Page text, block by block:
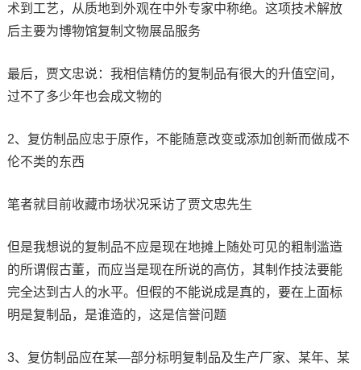
术到工艺，从质地到外观在中外专家中称绝。这项技术解放
后主要为博物馆复制文物展品服务
最后，贾文忠说：我相信精仿的复制品有很大的升值空间，
过不了多少年也会成文物的
2、复仿制品应忠于原作，不能随意改变或添加创新而做成不
伦不类的东西
笔者就目前收藏市场状况采访了贾文忠先生
但是我想说的复制品不应是现在地摊上随处可见的粗制滥造
的所谓假古董，而应当是现在所说的高仿，其制作技法要能
完全达到古人的水平。但假的不能说成是真的，要在上面标
明是复制品，是谁造的，这是信誉问题
3、复仿制品应在某—部分标明复制品及生产厂家、某年、某